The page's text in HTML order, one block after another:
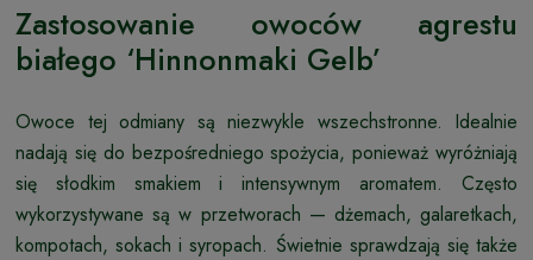
Zastosowanie owoców agrestu
białego ‘Hinnonmaki Gelb’
Owoce tej odmiany są niezwykle wszechstronne. Idealnie
nadają się do bezpośredniego spożycia, ponieważ wyróżniają
się słodkim smakiem i intensywnym aromatem. Często
wykorzystywane są w przetworach — dżemach, galaretkach,
kompotach, sokach i syropach. Świetnie sprawdzają się także